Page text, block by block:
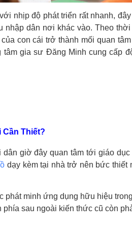
nhịp độ phát triển rất nhanh,
dân nơi khác vào. Theo thời
con cái trở thành mối quan
tâm gia sư Đăng Minh cung cấp
Cần Thiết?
giờ đây quan tâm tới giáo
dạy kèm tại nhà trở nên bức thiết
phát minh ứng dụng hữu hiệu
sau ngoài kiến thức cũ còn